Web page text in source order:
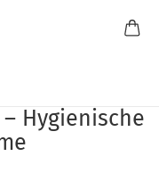
Hygienische